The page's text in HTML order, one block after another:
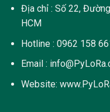
Địa chỉ : Số 22,
HCM
Hotline : 0962 158
Email :
Website: